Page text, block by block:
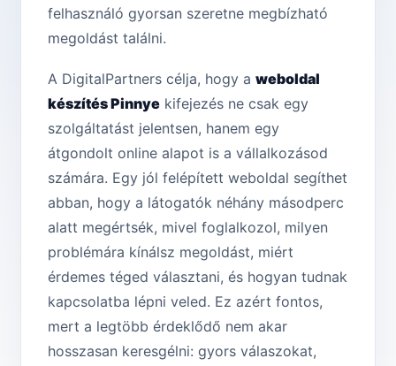
felhasználó gyorsan szeretne megbízható
megoldást találni.
A DigitalPartners célja, hogy a weboldal
készítés Pinnye kifejezés ne csak egy
szolgáltatást jelentsen, hanem egy
átgondolt online alapot is a vállalkozásod
számára. Egy jól felépített weboldal segíthet
abban, hogy a látogatók néhány másodperc
alatt megértsék, mivel foglalkozol, milyen
problémára kínálsz megoldást, miért
érdemes téged választani, és hogyan tudnak
kapcsolatba lépni veled. Ez azért fontos,
mert a legtöbb érdeklődő nem akar
hosszasan keresgélni: gyors válaszokat,